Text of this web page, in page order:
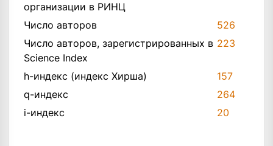
организации в РИНЦ
Число авторов
526
Число авторов, зарегистрированных в
Science Index
223
h-индекс (индекс Хирша)
157
q-индекс
264
i-индекс
20